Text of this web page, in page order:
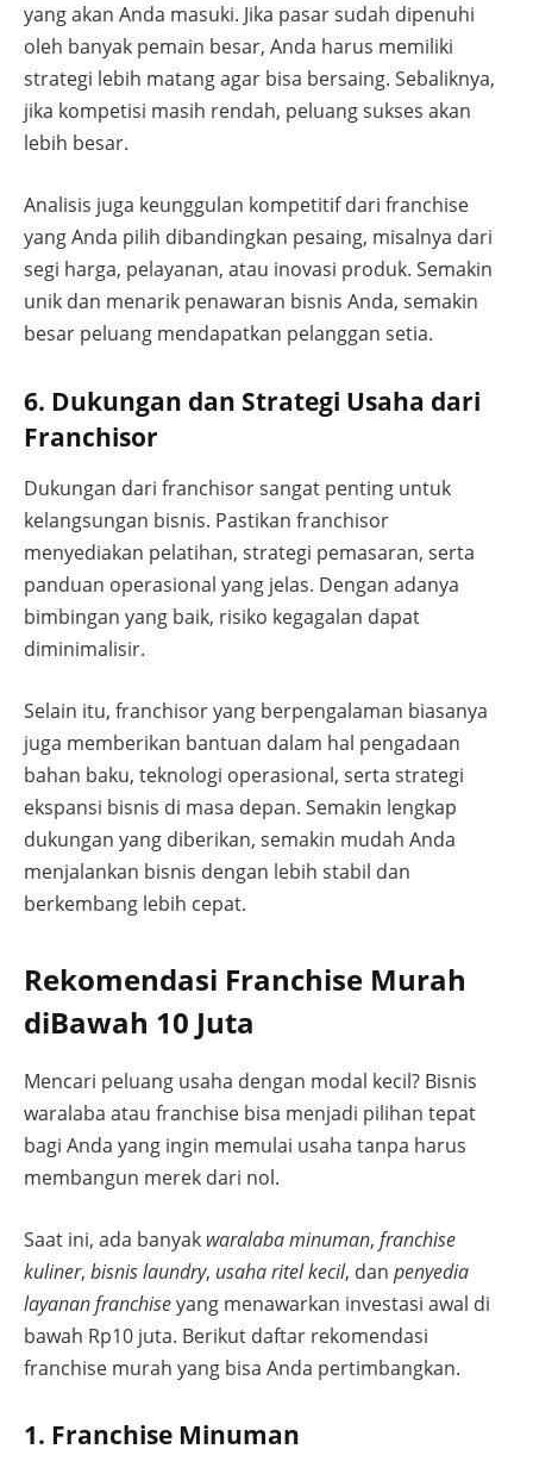
yang akan Anda masuki. Jika pasar sudah dipenuhi
oleh banyak pemain besar, Anda harus memiliki
strategi lebih matang agar bisa bersaing. Sebaliknya,
jika kompetisi masih rendah, peluang sukses akan
lebih besar.
Analisis juga keunggulan kompetitif dari franchise
yang Anda pilih dibandingkan pesaing, misalnya dari
segi harga, pelayanan, atau inovasi produk. Semakin
unik dan menarik penawaran bisnis Anda, semakin
besar peluang mendapatkan pelanggan setia.
6. Dukungan dan Strategi Usaha dari
Franchisor
Dukungan dari franchisor sangat penting untuk
kelangsungan bisnis. Pastikan franchisor
menyediakan pelatihan, strategi pemasaran, serta
panduan operasional yang jelas. Dengan adanya
bimbingan yang baik, risiko kegagalan dapat
diminimalisir.
Selain itu, franchisor yang berpengalaman biasanya
juga memberikan bantuan dalam hal pengadaan
bahan baku, teknologi operasional, serta strategi
ekspansi bisnis di masa depan. Semakin lengkap
dukungan yang diberikan, semakin mudah Anda
menjalankan bisnis dengan lebih stabil dan
berkembang lebih cepat.
Rekomendasi Franchise Murah
diBawah 10 Juta
Mencari peluang usaha dengan modal kecil? Bisnis
waralaba atau franchise bisa menjadi pilihan tepat
bagi Anda yang ingin memulai usaha tanpa harus
membangun merek dari nol.
Saat ini, ada banyak waralaba minuman, franchise
kuliner, bisnis laundry, usaha ritel kecil, dan penyedia
layanan franchiseyang menawarkan investasi awal di
bawah Rp10 juta. Berikut daftar rekomendasi
franchise murah yang bisa Anda pertimbangkan.
1. Franchise Minuman